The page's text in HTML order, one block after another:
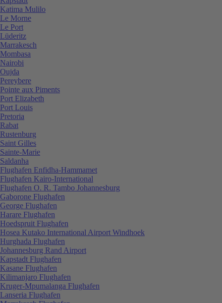
Katima Mulilo
Le Morne
Le Port
Lüderitz
Marrakesch
Mombasa
Nairobi
Oujda
Pereybere
Pointe aux Piments
Port Elizabeth
Port Louis
Pretoria
Rabat
Rustenburg
Saint Gilles
Sainte-Marie
Saldanha
Flughafen Enfidha-Hammamet
Flughafen Kairo-International
Flughafen O. R. Tambo Johannesburg
Gaborone Flughafen
George Flughafen
Harare Flughafen
Hoedspruit Flughafen
Hosea Kutako International Airport Windhoek
Hurghada Flughafen
Johannesburg Rand Airport
Kapstadt Flughafen
Kasane Flughafen
Kilimanjaro Flughafen
Kruger-Mpumalanga Flughafen
Lanseria Flughafen